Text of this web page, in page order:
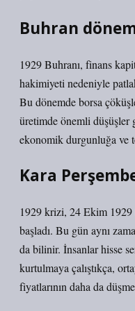
Buhran
1929 Buhranı, finans
hakimiyeti nedeniyle
Bu dönemde borsa
üretimde önemli düşüşler
ekonomik durgunluğa ve
Kara
1929 krizi, 24 Ekim 1929
başladı. Bu gün aynı
da bilinir. İnsanlar hisse
kurtulmaya çalıştıkça,
fiyatlarının daha da